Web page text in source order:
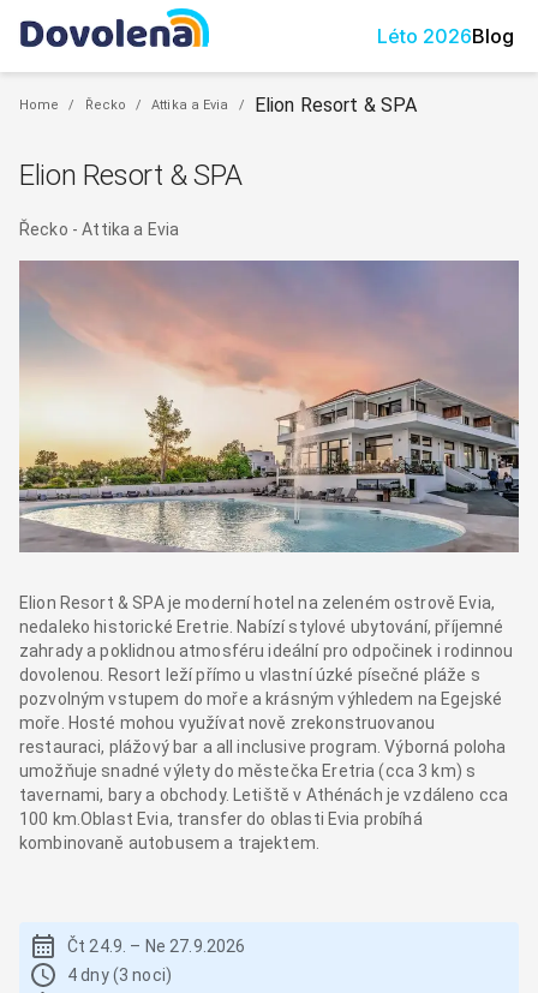
Léto 2026Blog
Home / Řecko / Attika a Evia / Elion Resort & SPA
Elion Resort & SPA
Řecko -Attika a Evia
Elion Resort & SPA je moderní hotel na zeleném ostrově Evia,
nedaleko historické Eretrie. Nabízí stylové ubytování, příjemné
zahrady a poklidnou atmosféru ideální pro odpočinek i rodinnou
dovolenou. Resort leží přímo u vlastní úzké písečné pláže s
pozvolným vstupem do moře a krásným výhledem na Egejské
moře. Hosté mohou využívat nově zrekonstruovanou
restauraci, plážový bar a all inclusive program. Výborná poloha
umožňuje snadné výlety do městečka Eretria (cca 3 km) s
tavernami, bary a obchody. Letiště v Athénách je vzdáleno cca
100 km.Oblast Evia, transfer do oblasti Evia probíhá
kombinovaně autobusem a trajektem.
Čt 24.9. – Ne 27.9.2026
4 dny (3 noci)